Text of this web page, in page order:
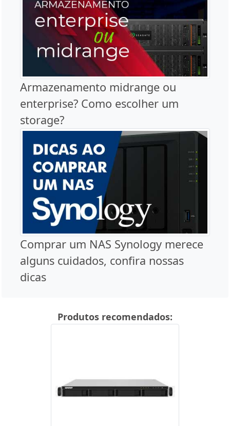
Armazenamento midrange ou
enterprise? Como escolher um
storage?
Comprar um NAS Synology merece
alguns cuidados, confira nossas
dicas
Produtos recomendados: